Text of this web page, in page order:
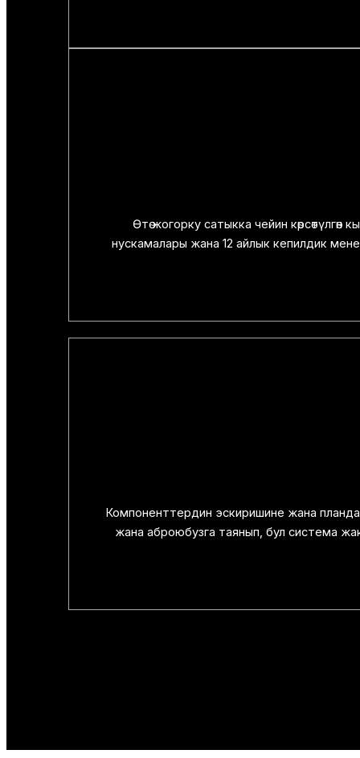
Өтө жогорку сатыкка чейин
нускамалары жана 12 айлык кепилдик
Компоненттердин эскиришине жана
жана аброюбузга таянып, бул система